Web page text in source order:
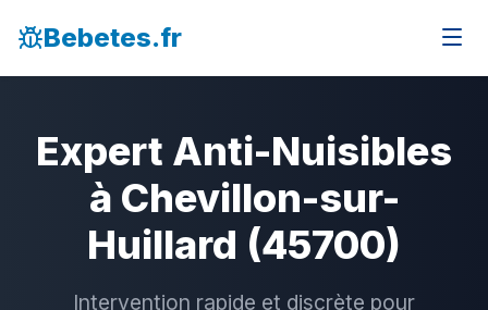
Bebetes.fr
Expert Anti-Nuisibles
à Chevillon-sur-
Huillard (45700)
Intervention rapide et discrète pour